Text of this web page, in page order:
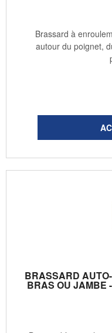
Brassard à
autour du poignet,
BRASSARD
BRAS OU JAMBE